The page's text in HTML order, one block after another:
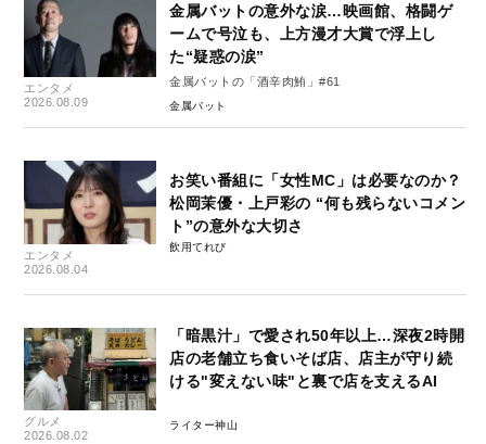
エンタメ
2026.08.09
金属バットの意外な涙…映画館、格闘ゲ
ームで号泣も、上方漫才大賞で浮上し
た“疑惑の涙”
金属バットの「酒辛肉鮪」#61
金属バット
エンタメ
2026.08.04
お笑い番組に「女性MC」は必要なのか？
松岡茉優・上戸彩の “何も残らないコメン
ト”の意外な大切さ
飲用てれび
グルメ
2026.08.02
「暗黒汁」で愛され50年以上…深夜2時開
店の老舗立ち食いそば店、店主が守り続
ける"変えない味"と裏で店を支えるAI
ライター神山